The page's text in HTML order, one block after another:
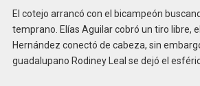
El cotejo arrancó con el bicampeón
temprano. Elías Aguilar cobró un tiro libre,
Hernández conectó de cabeza, sin
guadalupano Rodiney Leal se dejó el